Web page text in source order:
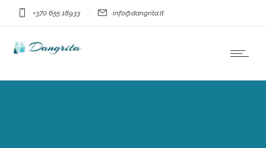
+370 655 18933 info@dangrita.lt